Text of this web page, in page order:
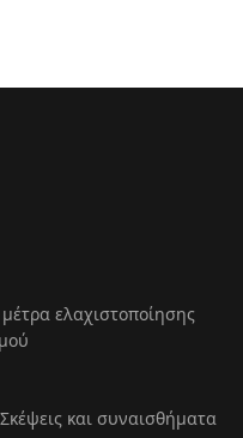
ελαχιστοποίησης
και συναισθήματα